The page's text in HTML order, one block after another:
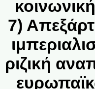
7)
ριζική